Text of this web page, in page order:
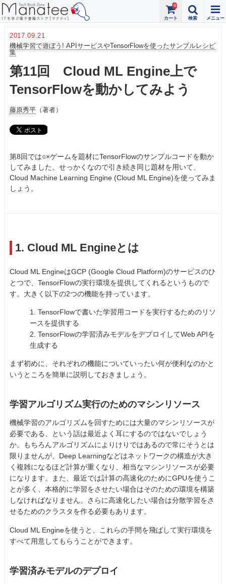
0
2017.09.21
機械学習で遊ぼう! APIサービスやTensorFlowを使ったサンプルレシピ
集
第11回 Cloud ML Engine上で
TensorFlowを動かしてみよう
藤原秀平 （著者）
第8回では○×ゲームを題材にTensorFlowのサンプルコードを動か
してみました。せっかくなので引き続き同じ題材を用いて、
Cloud Machine Learning Engine (Cloud ML Engine)を使ってみま
しょう。
1. Cloud ML Engineとは
Cloud ML EngineはGCP (Google Cloud Platform)のサービスのひ
とつで、TensorFlowの実行環境を提供してくれるというもので
す。大きく以下の2つの機能を持っています。
1. TensorFlowで書いた学習用コードを実行するためのリソ
ースを提供する
2. TensorFlowの学習済みモデルをデプロイしてWeb APIを
生成する
まず初めに、それぞれの機能についていったい何が便利なのかと
いうところを簡単に説明しておきましょう。
学習アルゴリズム実行のためのマシンリソース
機械学習のアルゴリズムを回すためには大量のマシンリソースが
必要である、という話は最近よく耳にするのではないでしょう
か。もちろんアルゴリズムによりけりではあるので常にそうとは
限りませんが、Deep Learningなどはネットワークの構造が大き
く複雑になるほど計算が重くなり、相当なマシンリソースが必要
になります。また、最近では計算の高速化のためにGPUを使うこ
とが多く、本格的に学習をさせたい場合はそのための環境を構築
しなければなりません。さらに高速化したい場合は分散学習をさ
せるためのクラスタを作る必要もあります。
Cloud ML Engineを使うと、これらの手間を飛ばして実行環境を
すべて用意してもらうことができます。
学習済みモデルのデプロイ